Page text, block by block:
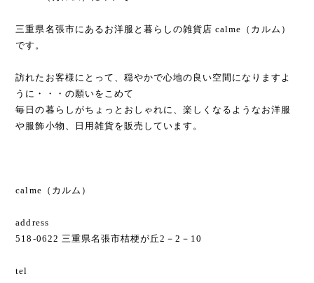
三重県名張市にあるお洋服と暮らしの雑貨店 calme（カルム）
です。
訪れたお客様にとって、穏やかで心地の良い空間になりますよ
うに・・・の願いをこめて
毎日の暮らしがちょっとおしゃれに、楽しくなるようなお洋服
や服飾小物、日用雑貨を販売しています。
calme（カルム）
address
518-0622 三重県名張市桔梗が丘2－2－10
tel